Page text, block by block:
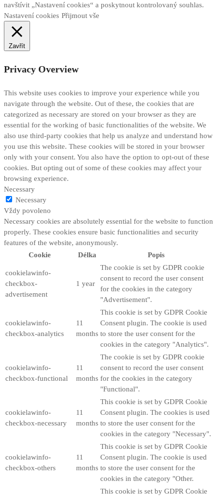
navštívit „Nastavení cookies“ a poskytnout kontrolovaný souhlas.
Nastavení cookies Přijmout vše
Zavřít
Privacy Overview
This website uses cookies to improve your experience while you
navigate through the website. Out of these, the cookies that are
categorized as necessary are stored on your browser as they are
essential for the working of basic functionalities of the website. We
also use third-party cookies that help us analyze and understand how
you use this website. These cookies will be stored in your browser
only with your consent. You also have the option to opt-out of these
cookies. But opting out of some of these cookies may affect your
browsing experience.
Necessary
Necessary
Vždy povoleno
Necessary cookies are absolutely essential for the website to function
properly. These cookies ensure basic functionalities and security
features of the website, anonymously.
Cookie
Délka Popis
cookielawinfo-
checkbox-
advertisement
1 year
The cookie is set by GDPR cookie
consent to record the user consent
for the cookies in the category
"Advertisement".
cookielawinfo-
checkbox-analytics
11
months
This cookie is set by GDPR Cookie
Consent plugin. The cookie is used
to store the user consent for the
cookies in the category "Analytics".
cookielawinfo-
checkbox-functional
11
months
The cookie is set by GDPR cookie
consent to record the user consent
for the cookies in the category
"Functional".
cookielawinfo-
checkbox-necessary
11
months
This cookie is set by GDPR Cookie
Consent plugin. The cookies is used
to store the user consent for the
cookies in the category "Necessary".
cookielawinfo-
checkbox-others
11
months
This cookie is set by GDPR Cookie
Consent plugin. The cookie is used
to store the user consent for the
cookies in the category "Other.
This cookie is set by GDPR Cookie